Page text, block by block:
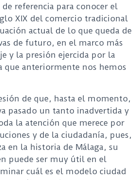
referencia para conocer el
XIX del comercio tradicional
actual de lo que queda de
de futuro, en el marco más
y la presión ejercida por la
que anteriormente nos hemos
de que, hasta el momento,
pasado un tanto inadvertida y
la atención que merece por
y de la ciudadanía, pues,
en la historia de Málaga, su
puede ser muy útil en el
cuál es el modelo ciudad